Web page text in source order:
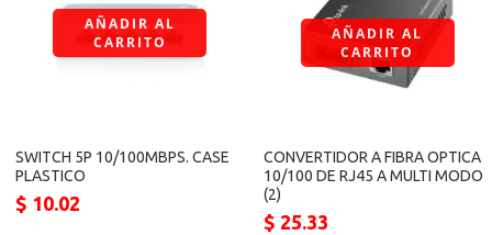
SWITCH 5P 10/100MBPS. CASE
PLASTICO
$ 10.02
AÑADIR AL
CARRITO
CONVERTIDOR A FIBRA OPTICA
10/100 DE RJ45 A MULTI MODO
(2)
$ 25.33
AÑADIR AL
CARRITO